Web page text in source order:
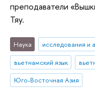
преподаватели
Тяу.
Наука исследования и
вьетнамский язык
Юго-Восточная Азия